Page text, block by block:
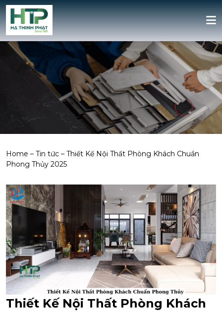
Home – Tin tức – Thiết Kế Nội Thất Phòng Khách Chuẩn
Phong Thủy 2025
Thiết Kế Nội Thất Phòng Khách